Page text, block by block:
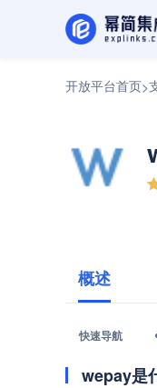
开放平台首页>
概述
快速导航
wepay是